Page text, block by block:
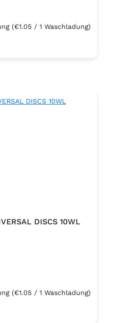
(€1.05 / 1 Waschladung)
DISCS 10WL
(€1.05 / 1 Waschladung)